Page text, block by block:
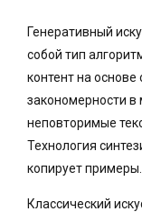
Генеративный
собой тип
контент на
закономерности
неповторимые
Технология
копирует примеры.
Классический